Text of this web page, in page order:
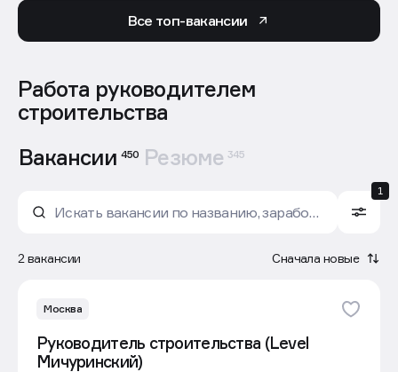
Все топ-вакансии
Работа руководителем
строительства
Вакансии 450 Резюме 345
1
2 вакансии Сначала новые
Москва
Руководитель строительства (Level
Мичуринский)